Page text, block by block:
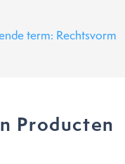
term: Rechtsvorm
Producten